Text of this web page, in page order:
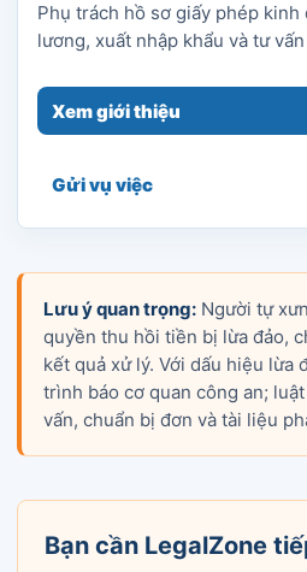
Phụ trách hồ sơ giấy phép kinh
lương, xuất nhập khẩu và tư
Xem giới thiệu
Gửi vụ việc
Lưu ý quan trọng: Người tự
quyền thu hồi tiền bị lừa đảo,
kết quả xử lý. Với dấu hiệu lừa
trình báo cơ quan công an;
vấn, chuẩn bị đơn và tài liệu
Bạn cần LegalZone